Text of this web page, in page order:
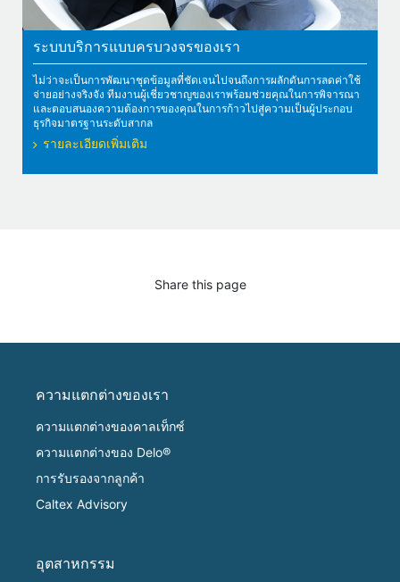
ระบบบริการแบบครบวงจรของเรา
ไม่ว่าจะเป็นการพัฒนาชุดข้อมูลที่ชัดเจนไปจนถึงการผลักดันการลดค่าใช้
จ่ายอย่างจริงจัง ทีมงานผู้เชี่ยวชาญของเราพร้อมช่วยคุณในการพิจารณา
และตอบสนองความต้องการของคุณในการก้าวไปสู่ความเป็นผู้ประกอบ
ธุรกิจมาตรฐานระดับสากล
รายละเอียดเพิ่มเติม
Share this page
ความแตกต่างของเรา
ความแตกต่างของคาลเท็กซ์
ความแตกต่างของ Delo®
การรับรองจากลูกค้า
Caltex Advisory
อุตสาหกรรม